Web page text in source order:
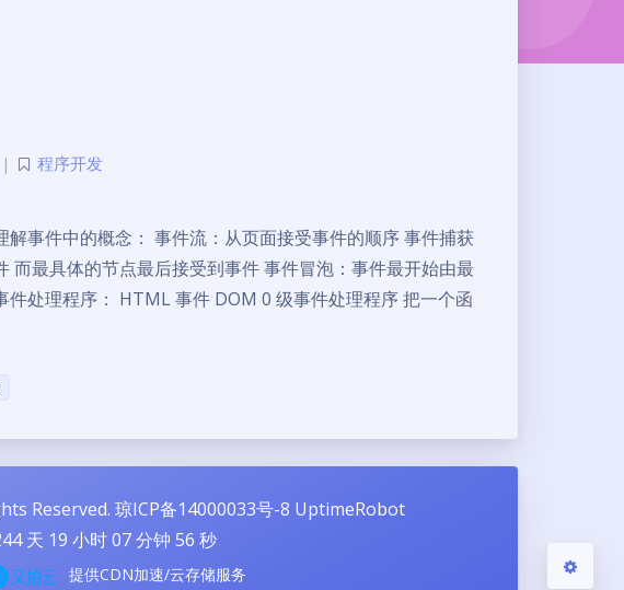
夜间模式
Sans Serif Serif
|
程序开发
事件中的概念： 事件流：从页面接受事件的顺序 事件捕获
而最具体的节点最后接受到事件 事件冒泡：事件最开始由最
处理程序： HTML 事件 DOM 0 级事件处理程序 把一个函
Reserved. 琼ICP备14000033号-8 UptimeRobot
天 19 小时07分钟 57 秒
提供CDN加速/云存储服务